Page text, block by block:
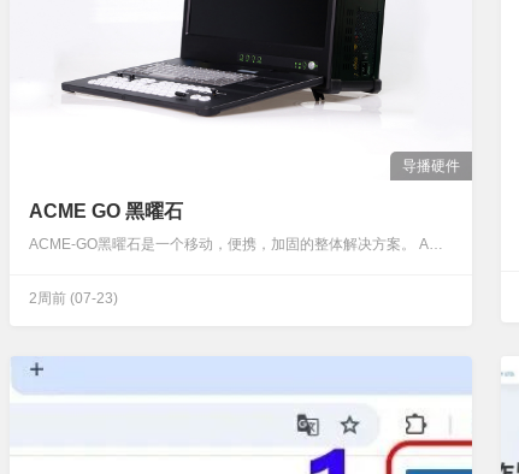
导播硬件
ACME GO 黑曜石
ACME-GO黑曜石是一个移动，便携，加固的整体解决方案。 ACME-GO黑曜石可以灵活切换视频和声音源； 支持PPT播放、实时字幕/比分、视频延时播出、图片/视频/音频素材添加、虚拟抠像、节目播出、音频调节等； 支持多类型信号处理输入，输出，3-4路网络NDI信号远程连线，4路NDI推流，多平台同步流媒体直播。…
2周前 (07-23)